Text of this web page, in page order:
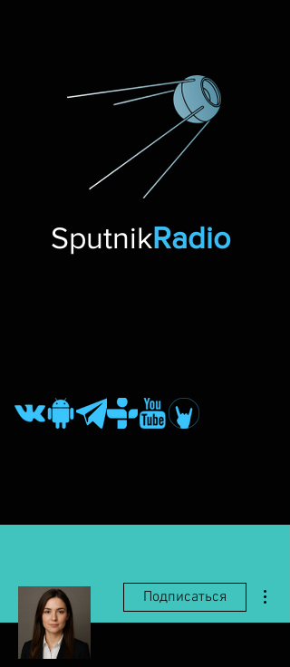
SputnikRadio
Подписаться